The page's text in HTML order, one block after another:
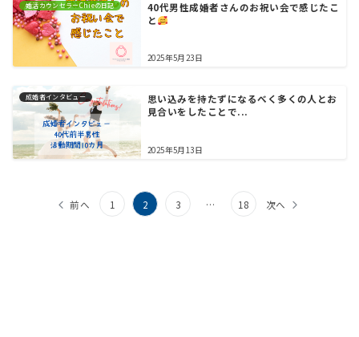
婚活カウンセラーChieの日記
40代男性成婚者さんのお祝い会で感じたこ
と
2025年5月23日
成婚者インタビュー
思い込みを持たずになるべく多くの人とお
見合いをしたことで...
2025年5月13日
前へ 1 2 3 … 18 次へ